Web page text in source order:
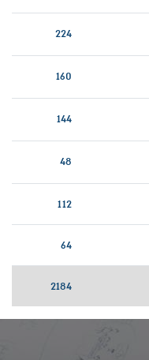
224
160
144
48
112
64
2184